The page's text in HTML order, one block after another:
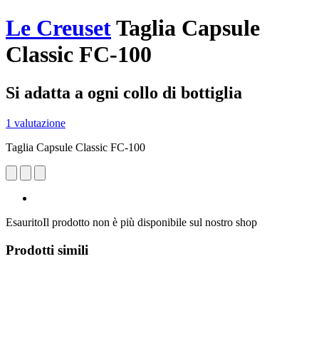
Le CreusetTaglia Capsule
Classic FC-100
Si adatta a ogni collo di bottiglia
1 valutazione
Taglia Capsule Classic FC-100
EsauritoIl prodotto non è più disponibile sul nostro shop
Prodotti simili